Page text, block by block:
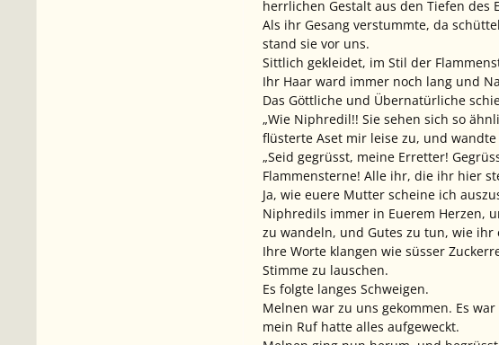
herrlichen Gestalt aus den Tiefen des
Als ihr Gesang verstummte, da
stand sie vor uns.
Sittlich gekleidet, im Stil der
Ihr Haar ward immer noch lang und
Das Göttliche und Übernatürliche
„Wie Niphredil!! Sie sehen sich so
flüsterte Aset mir leise zu, und
„Seid gegrüsst, meine Erretter!
Flammensterne! Alle ihr, die ihr hier
Ja, wie euere Mutter scheine ich
Niphredils immer in Euerem Herzen,
zu wandeln, und Gutes zu tun, wie ihr
Ihre Worte klangen wie süsser
Stimme zu lauschen.
Es folgte langes Schweigen.
Melnen war zu uns gekommen. Es
mein Ruf hatte alles aufgeweckt.